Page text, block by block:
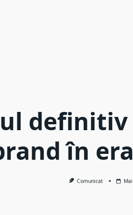
definitiv
în
Comunicat